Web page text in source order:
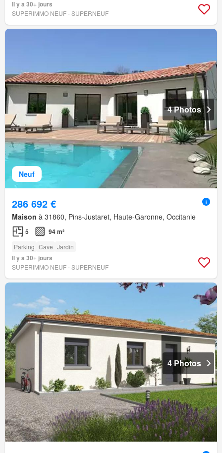
Il y a 30+ jours
SUPERIMMO NEUF - SUPERNEUF
Neuf
4 Photos
286 692 €
Maison à 31860, Pins-Justaret, Haute-Garonne, Occitanie
5 94 m²
Parking Cave Jardin
Il y a 30+ jours
SUPERIMMO NEUF - SUPERNEUF
4 Photos